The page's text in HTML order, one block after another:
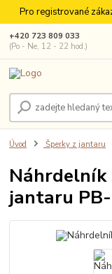
Pro registrované
+420 723 809 033
(Po - Ne, 12 - 22 hod.)
Úvod Šperky z jantaru
Náhrdelník
jantaru